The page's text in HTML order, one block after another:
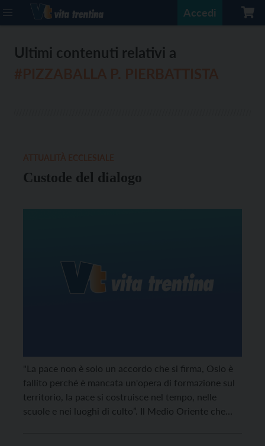
Accedi
Ultimi contenuti relativi a
Custode del dialogo
"La pace non è solo un accordo che si firma, Oslo è
fallito perché è mancata un'opera di formazione sul
territorio, la pace si costruisce nel tempo, nelle
scuole e nei luoghi di culto”. Il Medio Oriente che